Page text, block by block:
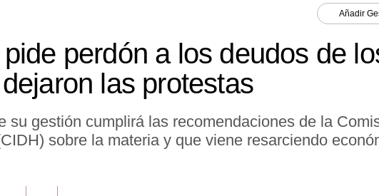
Añadir
perdón a los deudos de
las protestas
su gestión cumplirá las recomendaciones de la
sobre la materia y que viene resarciendo